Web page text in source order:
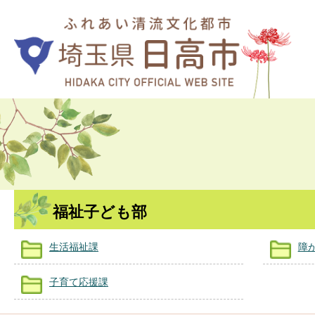
福祉子ども部
生活福祉課 障
子育て応援課